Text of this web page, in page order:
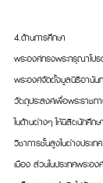
4.ด้านการศึกษา
พระองค์ทรงพระกรุณาโป
พระองค์จัดตั้งมูลนิธิอานัน
วัตถุประสงค์เพื่อพระราชท
ในด้านต่างๆ ให้นิสิตนักศึกษ
วิชาการชั้นสูงในต่างประเ
เมือง ส่วนในประเทศพระอ